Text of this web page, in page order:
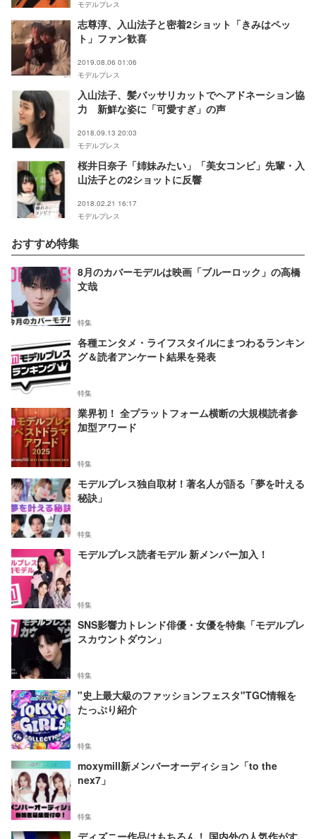
モデルプレス
志尊淳、入山法子と密着2ショット「きみはペッ
ト」ファン歓喜
2019.08.06 01:06
モデルプレス
入山法子、髪バッサリカットでヘアドネーション協
力 新鮮な姿に「可愛すぎ」の声
2018.09.13 20:03
モデルプレス
桜井日奈子「姉妹みたい」「美女コンビ」先輩・入
山法子との2ショットに反響
2018.02.21 16:17
モデルプレス
おすすめ特集
8月のカバーモデルは映画「ブルーロック」の高橋
文哉
特集
各種エンタメ・ライフスタイルにまつわるランキン
グ＆読者アンケート結果を発表
特集
業界初！ 全プラットフォーム横断の大規模読者参
加型アワード
特集
モデルプレス独自取材！著名人が語る「夢を叶える
秘訣」
特集
モデルプレス読者モデル 新メンバー加入！
特集
SNS影響力トレンド俳優・女優を特集「モデルプレ
スカウントダウン」
特集
"史上最大級のファッションフェスタ"TGC情報を
たっぷり紹介
特集
moxymill新メンバーオーディション「to the
nex7」
特集